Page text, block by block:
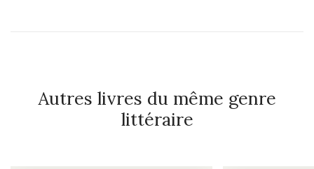
Autres livres du même genre
littéraire